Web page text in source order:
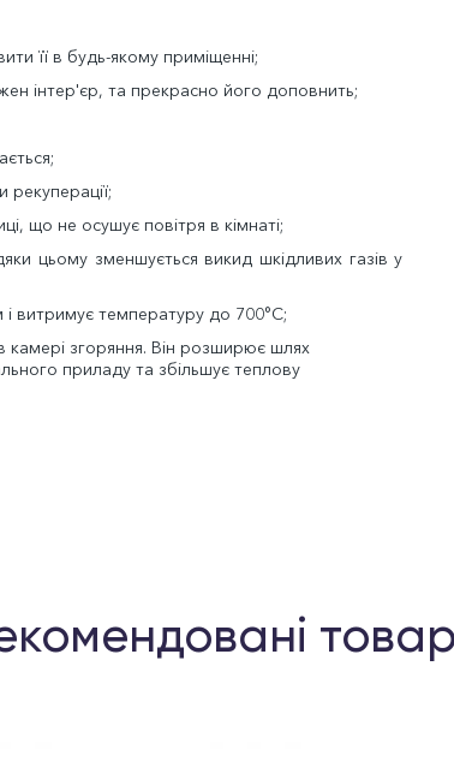
її в будь-якому приміщенні;
інтер'єр, та прекрасно його доповнить;
що не осушує повітря в кімнаті;
цьому зменшується викид шкідливих газів у
витримує температуру до 700°C;
згоряння. Він розширює шлях
приладу та збільшує теплову